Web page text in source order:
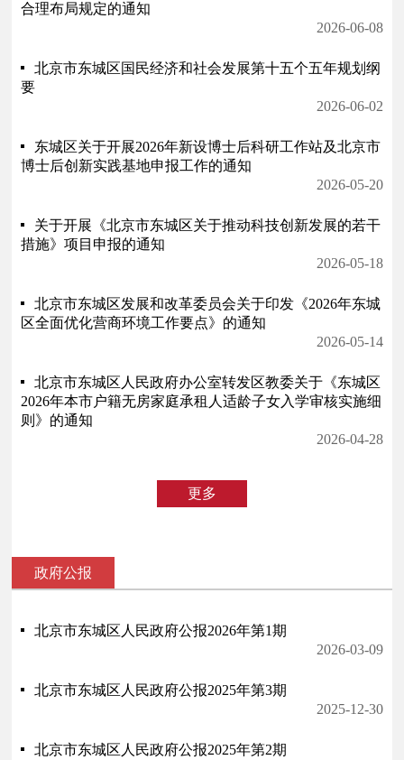
合理布局规定的通知
2026-06-08
北京市东城区国民经济和社会发展第十五个五年规划纲
要
2026-06-02
东城区关于开展2026年新设博士后科研工作站及北京市
博士后创新实践基地申报工作的通知
2026-05-20
关于开展《北京市东城区关于推动科技创新发展的若干
措施》项目申报的通知
2026-05-18
北京市东城区发展和改革委员会关于印发《2026年东城
区全面优化营商环境工作要点》的通知
2026-05-14
北京市东城区人民政府办公室转发区教委关于《东城区
2026年本市户籍无房家庭承租人适龄子女入学审核实施细
则》的通知
2026-04-28
更多
政府公报
北京市东城区人民政府公报2026年第1期
2026-03-09
北京市东城区人民政府公报2025年第3期
2025-12-30
北京市东城区人民政府公报2025年第2期